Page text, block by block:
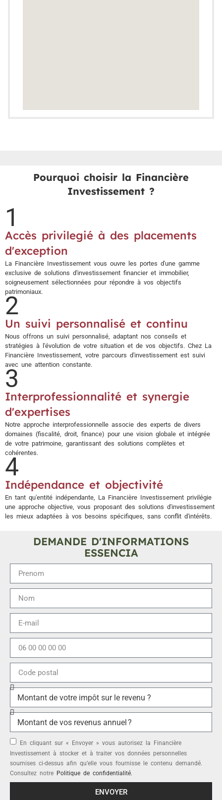
Pourquoi choisir la Financière
Investissement ?
1
Accès privilegié à des placements
d'exception
La Financière Investissement vous ouvre les portes d'une gamme
exclusive de solutions d'investissement financier et immobilier,
soigneusement sélectionnées pour répondre à vos objectifs
patrimoniaux.
2
Un suivi personnalisé et continu
Nous offrons un suivi personnalisé, adaptant nos conseils et
stratégies à l'évolution de votre situation et de vos objectifs. Chez La
Financière Investissement, votre parcours d'investissement est suivi
avec une attention constante.
3
Interprofessionnalité et synergie
d'expertises
Notre approche interprofessionnelle associe des experts de divers
domaines (fiscalité, droit, finance) pour une vision globale et intégrée
de votre patrimoine, garantissant des solutions complètes et
cohérentes.
4
Indépendance et objectivité
En tant qu'entité indépendante, La Financière Investissement privilégie
une approche objective, vous proposant des solutions d'investissement
les mieux adaptées à vos besoins spécifiques, sans conflit d'intérêts.
DEMANDE D'INFORMATIONS
ESSENCIA
En cliquant sur « Envoyer » vous autorisez la Financière
Investissement à stocker et à traiter vos données personnelles
soumises ci-dessus afin qu’elle vous fournisse le contenu demandé.
Consultez notre Politique de confidentialité.
ENVOYER